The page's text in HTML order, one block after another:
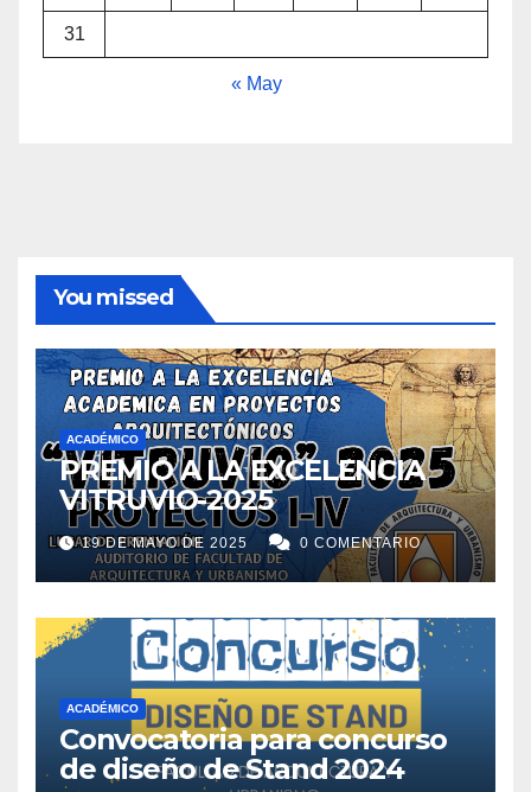
31
« May
You missed
ACADÉMICO
PREMIO A LA EXCELENCIA
VITRUVIO-2025
19 DE MAYO DE 2025 0 COMENTARIO
ACADÉMICO
Convocatoria para concurso
de diseño de Stand 2024